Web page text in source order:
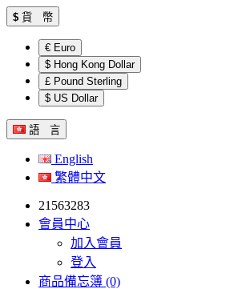
$ 貨 幣
€ Euro
$ Hong Kong Dollar
£ Pound Sterling
$ US Dollar
語 言
English
繁體中文
21563283
會員中心
加入會員
登入
商品備忘簿 (0)